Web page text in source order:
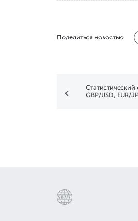
Поделиться новостью
Статистический
GBP/USD, EUR/